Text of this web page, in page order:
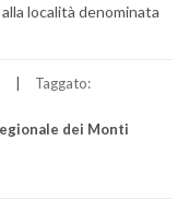
località denominata
Taggato:
dei Monti